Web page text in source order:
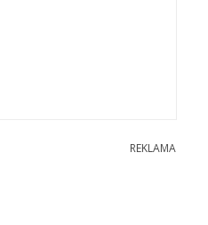
REKLAMA